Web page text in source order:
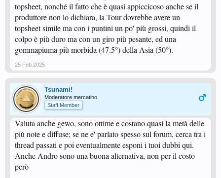
topsheet, nonché il fatto che è quasi appiccicoso anche se il
produttore non lo dichiara, la Tour dovrebbe avere un
topsheet simile ma con i puntini un po' più grossi, quindi il
colpo è più duro ma con un giro più pesante, ed una
gommapiuma più morbida (47.5°) della Asia (50°).
25 Feb 2025
Tsunami!
Moderatore mercatino
Staff Member
Valuta anche gewo, sono ottime e costano quasi la metà delle
più note e diffuse; se ne e' parlato spesso sul forum, cerca tra i
thread passati e poi eventualmente esponi i tuoi dubbi qui.
Anche Andro sono una buona alternativa, non per il costo
però